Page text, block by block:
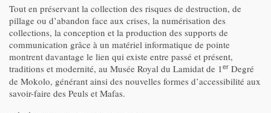
Tout en préservant la collection des risques de destruction, de
pillage ou d’abandon face aux crises, la numérisation des
collections, la conception et la production des supports de
communication grâce à un matériel informatique de pointe
montrent davantage le lien qui existe entre passé et présent,
traditions et modernité, au Musée Royal du Lamidat de 1er Degré
de Mokolo, générant ainsi des nouvelles formes d’accessibilité aux
savoir-faire des Peuls et Mafas.